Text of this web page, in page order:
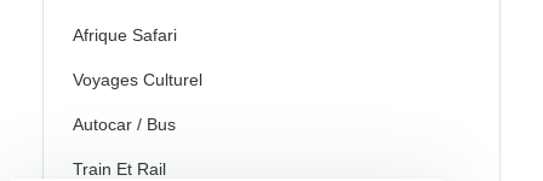
Afrique Safari
Voyages Culturel
Autocar / Bus
Train Et Rail